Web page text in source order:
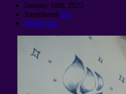
January 10th, 2025
Yayınlanan biz
Yorum yaz